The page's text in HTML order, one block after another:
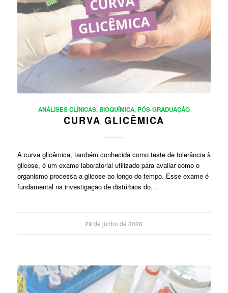
ANÁLISES CLÍNICAS, BIOQUÍMICA,PÓS-GRADUAÇÃO
CURVA GLICÊMICA
A curva glicêmica, também conhecida como teste de tolerância à
glicose, é um exame laboratorial utilizado para avaliar como o
organismo processa a glicose ao longo do tempo. Esse exame é
fundamental na investigação de distúrbios do…
29 de junho de 2026